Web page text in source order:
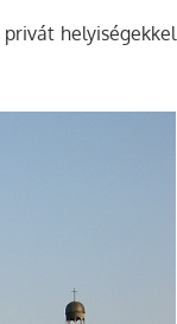
helyiségekkel